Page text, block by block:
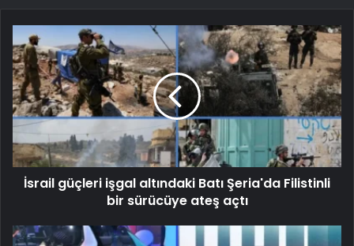
İsrail güçleri işgal altındaki Batı Şeria'da Filistinli
bir sürücüye ateş açtı